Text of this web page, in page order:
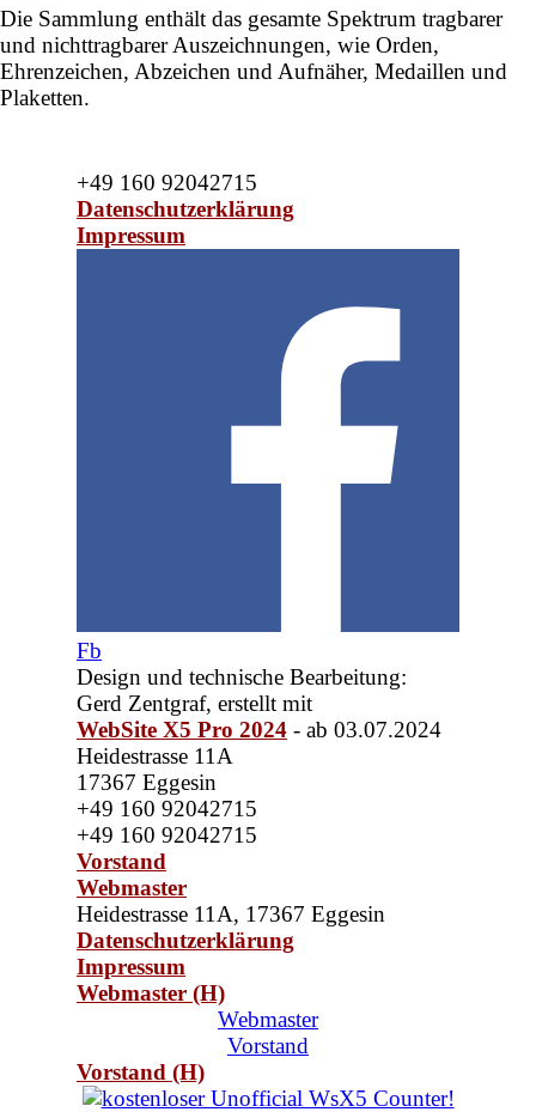
Die Sammlung enthält das gesamte Spektrum tragbarer
und nichttragbarer Auszeichnungen, wie Orden,
Ehrenzeichen, Abzeichen und Aufnäher, Medaillen und
Plaketten.
+49 160 92042715
Datenschutzerklärung
Impressum
Fb
Design und technische Bearbeitung:
Gerd Zentgraf, erstellt mit
WebSite X5 Pro 2024 - ab 03.07.2024
Heidestrasse 11A
17367 Eggesin
+49 160 92042715
+49 160 92042715
Vorstand
Webmaster
Heidestrasse 11A, 17367 Eggesin
Datenschutzerklärung
Impressum
Webmaster (H)
Webmaster
Vorstand
Vorstand (H)